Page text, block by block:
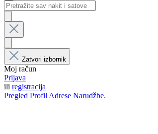
Zatvori izbornik
Moj račun
Prijava
ili registracija
Pregled Profil Adrese Narudžbe.